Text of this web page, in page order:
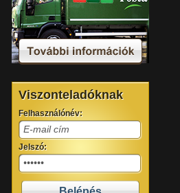
Viszonteladóknak
Felhasználónév:
Jelszó: